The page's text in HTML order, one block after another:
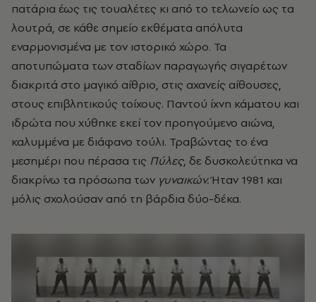
πατάρια έως τις τουαλέτες κι από το τελωνείο ως τα
λουτρά, σε κάθε σημείο εκθέματα απόλυτα
εναρμονισμένα με τον ιστορικό χώρο. Τα
αποτυπώματα των σταδίων παραγωγής σιγαρέτων
διακριτά στο μαγικό αίθριο, στις αχανείς αίθουσες,
στους επιβλητικούς τοίχους. Παντού ίχνη κάματου και
ιδρώτα που χύθηκε εκεί τον προηγούμενο αιώνα,
καλυμμένα με διάφανο τούλι. Τραβώντας το ένα
μεσημέρι που πέρασα τις Πύλες, δε δυσκολεύτηκα να
διακρίνω τα πρόσωπα των γυναικών.Ήταν 1981 και
μόλις σχολούσαν από τη βάρδια δύο-δέκα.